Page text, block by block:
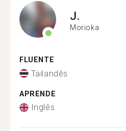
J.
Morioka
FLUENTE
Tailandês
APRENDE
Inglês